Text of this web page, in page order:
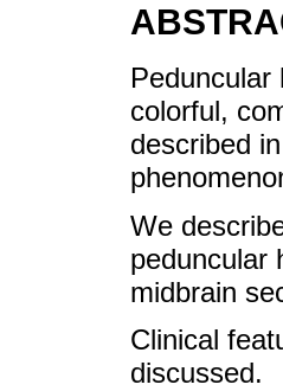
Peduncular
colorful,
described
We
peduncular
midbrain
Clinical
discussed.